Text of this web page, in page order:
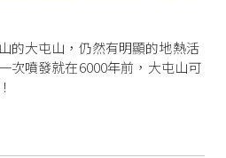
的大屯山，仍然有明顯的地熱活
次噴發就在6000年前，大屯山可